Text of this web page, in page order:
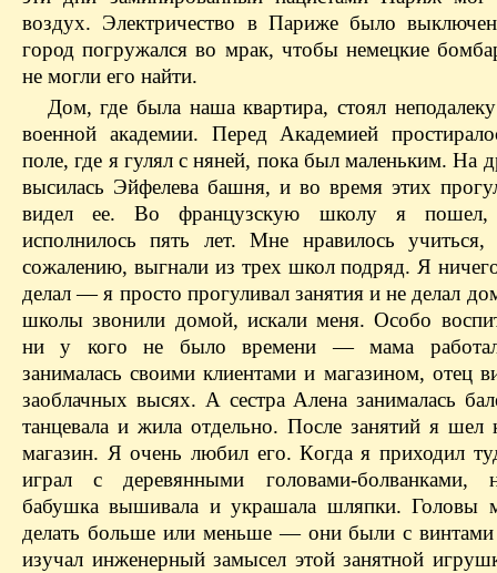
воздух. Электричество в Париже было
город погружался во мрак, чтобы немецкие
не могли его найти.
Дом, где была наша квартира, стоял
военной академии. Перед Академией
поле, где я гулял с няней, пока был маленьким. На
высилась Эйфелева башня, и во время этих
видел ее. Во французскую школу я пошел,
исполнилось пять лет. Мне нравилось
сожалению, выгнали из трех школ подряд. Я
делал — я просто прогуливал занятия и не делал
школы звонили домой, искали меня. Особо
ни у кого не было времени — мама
занималась своими клиентами и магазином, отец
заоблачных высях. А сестра Алена занималась
танцевала и жила отдельно. После занятий я шел
магазин. Я очень любил его. Когда я приходил
играл с деревянными головами-болванками,
бабушка вышивала и украшала шляпки. Головы
делать больше или меньше — они были с
изучал инженерный замысел этой занятной